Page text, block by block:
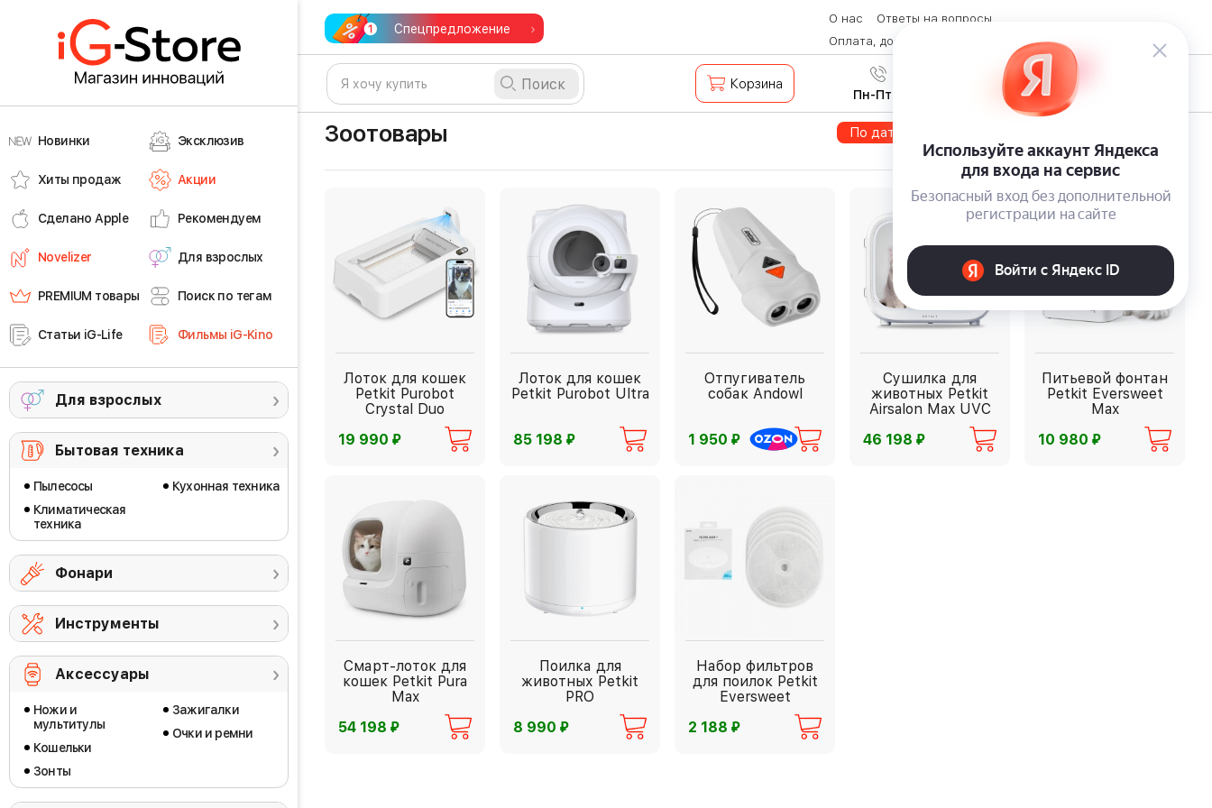
Новинки Эксклюзив
Хиты продаж Акции
Сделано Apple Рекомендуем
Novelizer Для взрослых
PREMIUM товары Поиск по тегам
Статьи iG-Life Фильмы iG-Kino
Для взрослых
Бытовая техника
Пылесосы
Климатическая
техника
Кухонная техника
Фонари
Инструменты
Аксессуары
Ножи и
мультитулы
Кошельки
Зонты
Зажигалки
Очки и ремни
Спецпредложение
О нас
Ответы на вопросы
Оплата, доставка и возврат товара
Контакты
Поиск Корзина 8 (800) 600-28-07
Пн-Пт с 9:00 до 19:00
Зоотовары По дате
Лоток для кошек
Petkit Purobot
Crystal Duo
19 990 ⃏
Лоток для кошек
Petkit Purobot Ultra
85 198 ⃏
Отпугиватель
собак Andowl
1 950 ⃏
Сушилка для
животных Petkit
Airsalon Max UVC
46 198 ⃏
Питьевой фонтан
Petkit Eversweet
Max
10 980 ⃏
Смарт-лоток для
кошек Petkit Pura
Max
54 198 ⃏
Поилка для
животных Petkit
PRO
8 990 ⃏
Набор фильтров
для поилок Petkit
Eversweet
2 188 ⃏